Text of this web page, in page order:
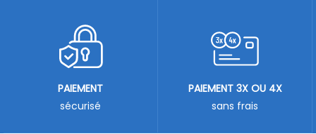
PAIEMENT
sécurisé
PAIEMENT 3X OU 4X
sans frais